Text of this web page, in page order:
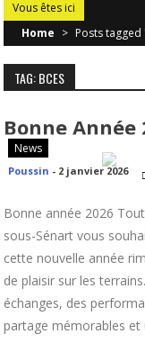
Vous êtes ici
Home > Posts tagged
TAG: BCES
Bonne Année
News
Poussin - 2 janvier 2026
Bonne année 2026
sous-Sénart vous
cette nouvelle année
de plaisir sur les
échanges, des
partage mémorables et